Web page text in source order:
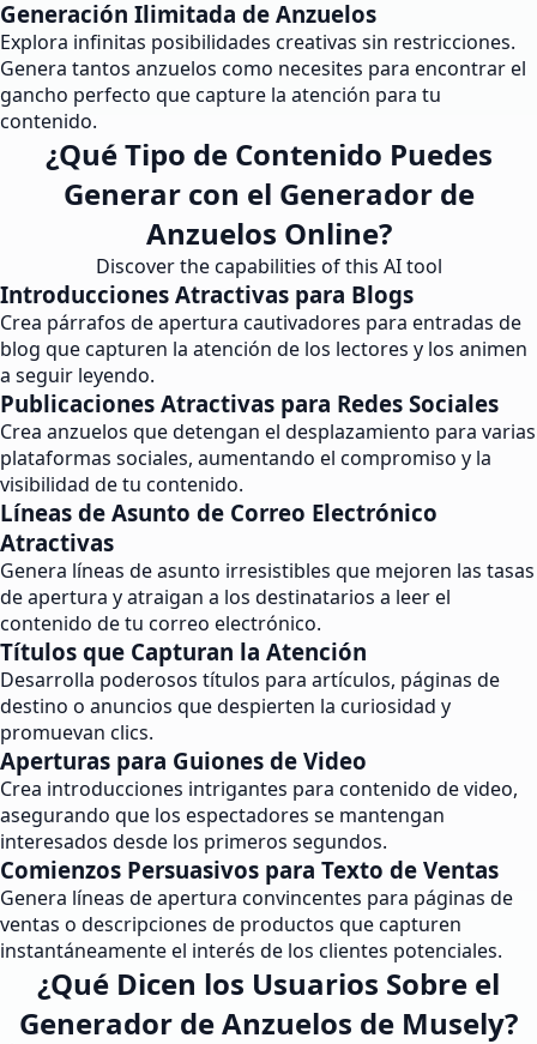
Generación Ilimitada de Anzuelos
Explora infinitas posibilidades creativas sin restricciones.
Genera tantos anzuelos como necesites para encontrar el
gancho perfecto que capture la atención para tu
contenido.
¿Qué Tipo de Contenido Puedes
Generar con el Generador de
Anzuelos Online?
Discover the capabilities of this AI tool
Introducciones Atractivas para Blogs
Crea párrafos de apertura cautivadores para entradas de
blog que capturen la atención de los lectores y los animen
a seguir leyendo.
Publicaciones Atractivas para Redes Sociales
Crea anzuelos que detengan el desplazamiento para varias
plataformas sociales, aumentando el compromiso y la
visibilidad de tu contenido.
Líneas de Asunto de Correo Electrónico
Atractivas
Genera líneas de asunto irresistibles que mejoren las tasas
de apertura y atraigan a los destinatarios a leer el
contenido de tu correo electrónico.
Títulos que Capturan la Atención
Desarrolla poderosos títulos para artículos, páginas de
destino o anuncios que despierten la curiosidad y
promuevan clics.
Aperturas para Guiones de Video
Crea introducciones intrigantes para contenido de video,
asegurando que los espectadores se mantengan
interesados desde los primeros segundos.
Comienzos Persuasivos para Texto de Ventas
Genera líneas de apertura convincentes para páginas de
ventas o descripciones de productos que capturen
instantáneamente el interés de los clientes potenciales.
¿Qué Dicen los Usuarios Sobre el
Generador de Anzuelos de Musely?